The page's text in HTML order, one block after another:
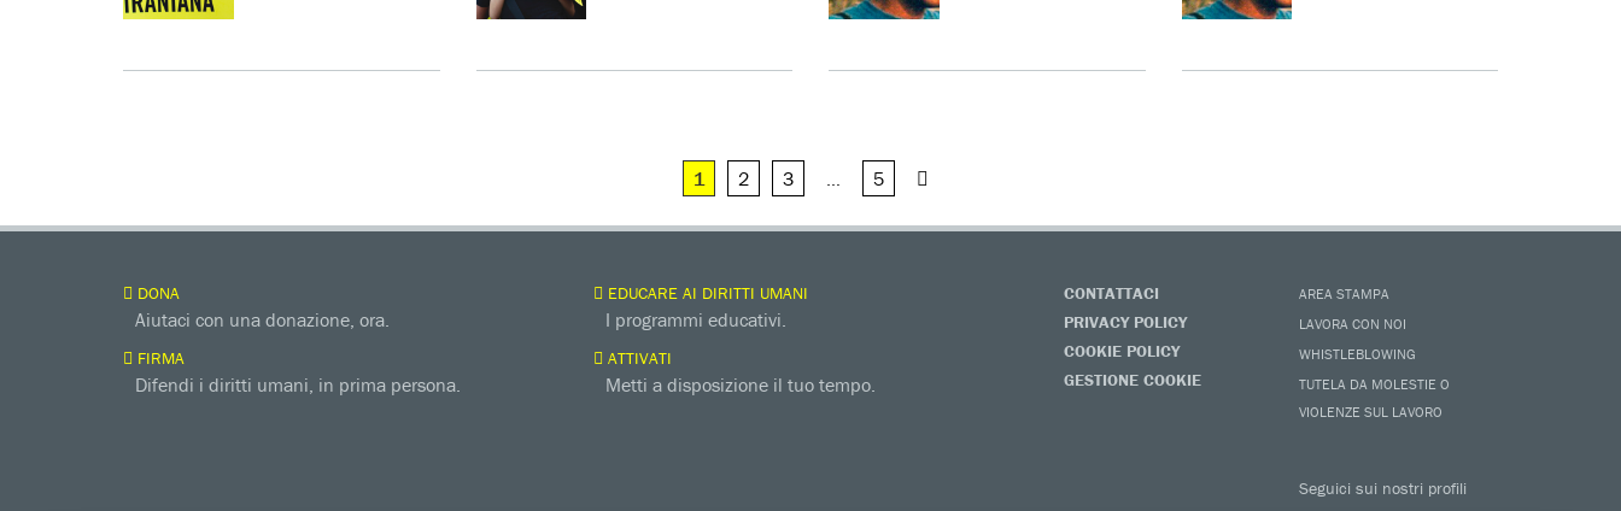
1 2 3 … 5
DONA
Aiutaci con una donazione, ora.
FIRMA
Difendi i diritti umani, in prima persona.
EDUCARE AI DIRITTI UMANI
I programmi educativi.
ATTIVATI
Metti a disposizione il tuo tempo.
CONTATTACI
PRIVACY POLICY
COOKIE POLICY
GESTIONE COOKIE
AREA STAMPA
LAVORA CON NOI
WHISTLEBLOWING
TUTELA DA MOLESTIE O
VIOLENZE SUL LAVORO
Seguici sui nostri profili